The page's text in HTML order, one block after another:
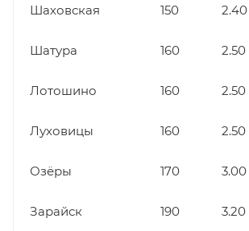
Шаховская 150 2.40
Шатура 160 2.50
Лотошино 160 2.50
Луховицы 160 2.50
Озёры 170 3.00
Зарайск 190 3.20